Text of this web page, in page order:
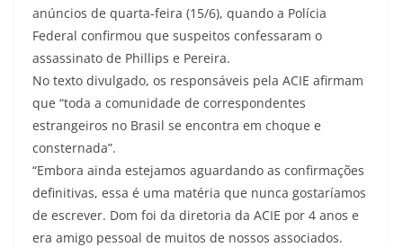
anúncios de quarta-feira (15/6), quando a Polícia
Federal confirmou que suspeitos confessaram o
assassinato de Phillips e Pereira.
No texto divulgado, os responsáveis pela ACIE afirmam
que “toda a comunidade de correspondentes
estrangeiros no Brasil se encontra em choque e
consternada”.
“Embora ainda estejamos aguardando as confirmações
definitivas, essa é uma matéria que nunca gostaríamos
de escrever. Dom foi da diretoria da ACIE por 4 anos e
era amigo pessoal de muitos de nossos associados.